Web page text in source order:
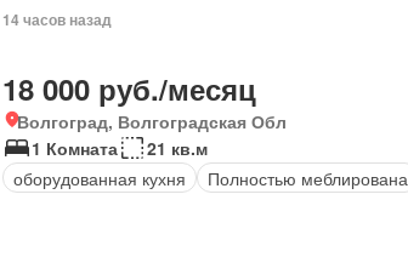
14 часов назад
18 000 руб./месяц
Волгоград, Волгоградская Обл
1 Комната
21 кв.м
оборудованная кухня
Полностью меблирована